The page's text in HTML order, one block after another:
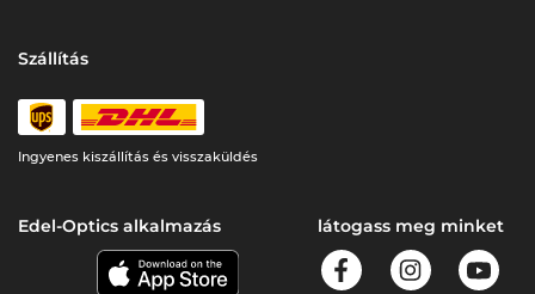
Szállítás
Ingyenes kiszállítás és visszaküldés
Edel-Optics alkalmazás látogass meg minket